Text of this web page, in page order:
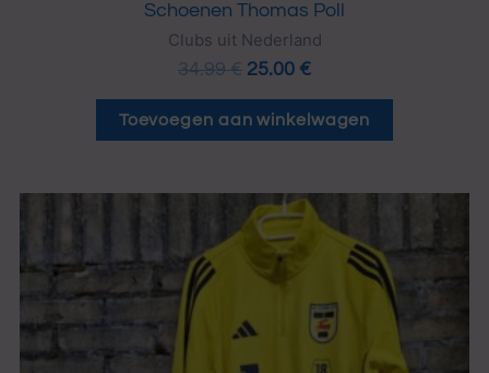
Schoenen Thomas Poll
Clubs uit Nederland
34.99€ 25.00 €
Toevoegen aan winkelwagen